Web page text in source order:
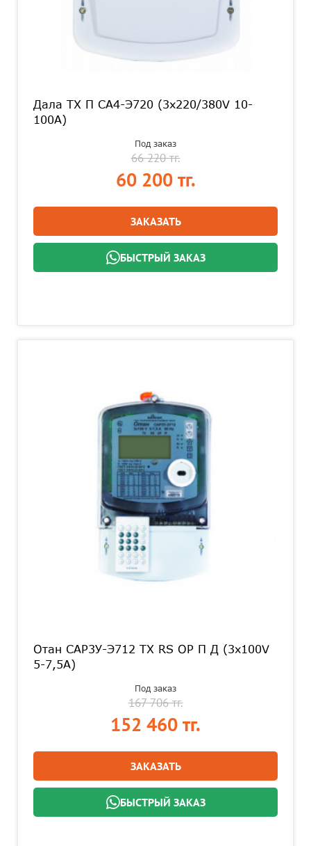
Дала TX П СА4-Э720 (3x220/380V 10-
100A)
Под заказ
66 220 тг.
60 200 тг.
ЗАКАЗАТЬ
БЫСТРЫЙ ЗАКАЗ
Отан CAP3У-Э712 TX RS OP П Д (3х100V
5-7,5A)
Под заказ
167 706 тг.
152 460 тг.
ЗАКАЗАТЬ
БЫСТРЫЙ ЗАКАЗ